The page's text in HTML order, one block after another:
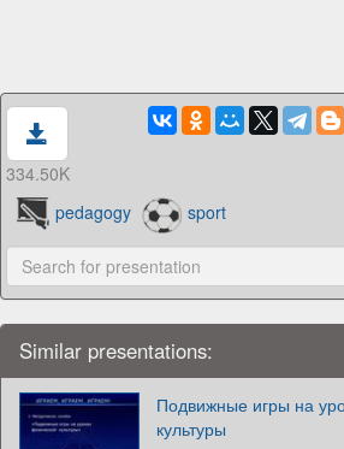
334.50K
pedagogy
sport
Similar presentations:
Подвижные игры на
культуры